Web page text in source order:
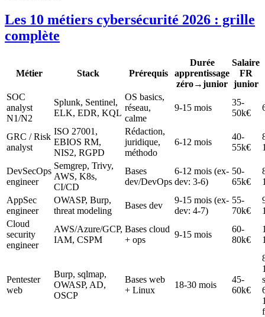
Les 10 métiers cybersécurité 2026 : grille
complète
Métier Stack Prérequis
Durée
apprentissage
zéro→junior
Salaire
FR
junior
SOC
analyst
N1/N2
Splunk, Sentinel,
ELK, EDR, KQL
OS basics,
réseau,
calme
9-15 mois
35-
50k€
GRC / Risk
analyst
ISO 27001,
EBIOS RM,
NIS2, RGPD
Rédaction,
juridique,
méthodo
6-12 mois
40-
55k€
DevSecOps
engineer
Semgrep, Trivy,
AWS, K8s,
CI/CD
Bases
dev/DevOps
6-12 mois (ex-
dev: 3-6)
50-
65k€
AppSec
engineer
OWASP, Burp,
threat modeling
Bases dev
9-15 mois (ex-
dev: 4-7)
55-
70k€
Cloud
security
engineer
AWS/Azure/GCP,
IAM, CSPM
Bases cloud
+ ops
9-15 mois
60-
80k€
Pentester
web
Burp, sqlmap,
OWASP, AD,
OSCP
Bases web
+ Linux
18-30 mois
45-
60k€